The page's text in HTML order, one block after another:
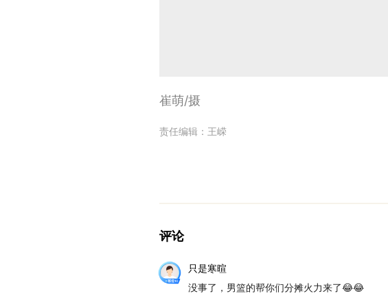
崔萌/摄
责任编辑： 王嵘
评论
只是寒暄
没事了，男篮的帮你们分摊火力来了😂😂